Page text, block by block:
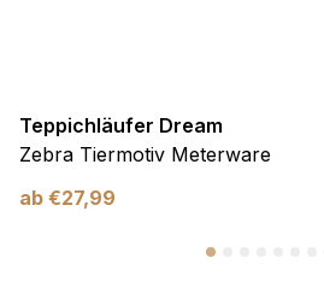
Teppichläufer Dream
Zebra Tiermotiv Meterware
ab €27,99